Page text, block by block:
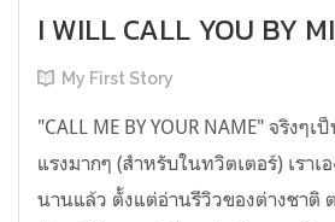
I WILL CALL YOU BY
My First Story
"CALL ME BY YOUR NAME" จริงๆ
แรงมากๆ (สำหรับในทวิตเตอร์) เราเ
นานแล้ว ตั้งแต่อ่านรีวิวของต่างชาติ